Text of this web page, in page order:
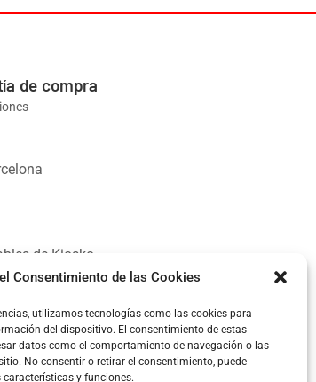
Consentimiento de las Cookies
utilizamos tecnologías como las cookies para
del dispositivo. El consentimiento de estas
datos como el comportamiento de navegación o las
No consentir o retirar el consentimiento, puede
y funciones.
de compra
de Kiosko.